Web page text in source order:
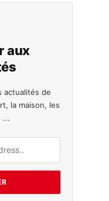
aux
actualités de
la maison, les
...